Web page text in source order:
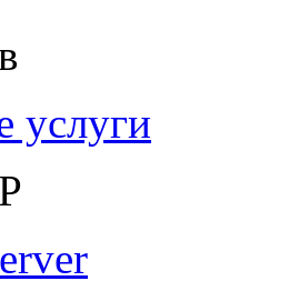
услуги